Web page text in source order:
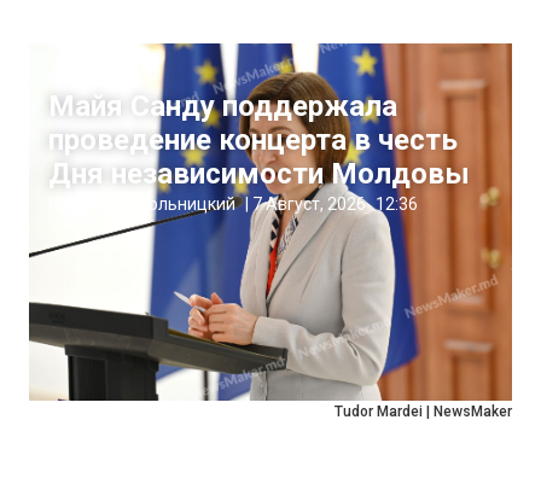
Tudor Mardei | NewsMaker
Майя Санду поддержала
проведение концерта в честь
Дня независимости Молдовы
Николай Пахольницкий 7 Август, 2026 12:36